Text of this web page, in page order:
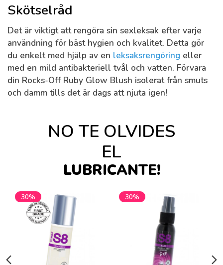
Skötselråd
Det är viktigt att rengöra sin sexleksak efter varje
användning för bäst hygien och kvalitet. Detta gör
du enkelt med hjälp av en leksaksrengöring eller
med en mild antibakteriell tvål och vatten. Förvara
din Rocks-Off Ruby Glow Blush isolerat från smuts
och damm tills det är dags att njuta igen!
NO TE OLVIDES
EL
LUBRICANTE!
30% 30%